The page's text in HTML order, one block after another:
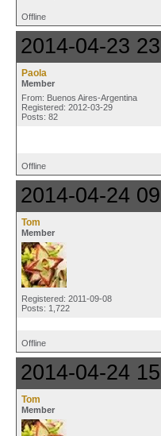
Offline
2014-04-23
Paola
Member
From: Buenos Aires-Argentina
Registered: 2012-03-29
Posts: 82
Offline
2014-04-24
Tom
Member
Registered: 2011-09-08
Posts: 1,722
Offline
2014-04-24
Tom
Member